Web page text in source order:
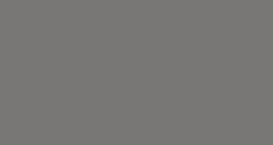
nghiệp